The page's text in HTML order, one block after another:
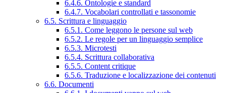
6.4.6. Ontologie e standard
6.4.7. Vocabolari controllati e tassonomie
6.5. Scrittura e linguaggio
6.5.1. Come leggono le persone sul web
6.5.2. Le regole per un linguaggio semplice
6.5.3. Microtesti
6.5.4. Scrittura collaborativa
6.5.5. Content critique
6.5.6. Traduzione e localizzazione dei contenuti
6.6. Documenti